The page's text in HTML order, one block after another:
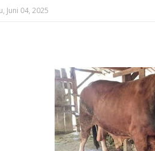
Juni 04, 2025